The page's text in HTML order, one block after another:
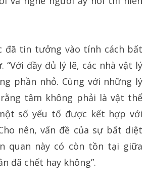
đã tin tưởng vào tính cách bất
đầy đủ lý lẽ, các nhà vật lý
phần nhỏ. Cùng với những lý
tâm không phải là vật thể
số yếu tố được kết hợp với
nên, vấn đề của sự bất diệt
quan này có còn tồn tại giữa
đã chết hay không”.